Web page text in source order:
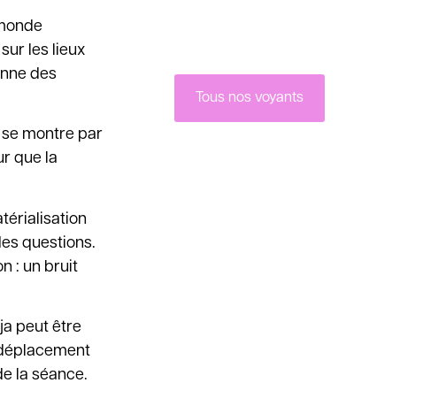
les lieux
des
montre par
que la
questions.
: un bruit
peut être
la séance.
Tous nos voyants